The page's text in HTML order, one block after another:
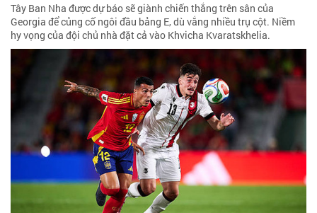
Tây Ban Nha được dự báo sẽ giành chiến thắng trên sân của
Georgia để củng cố ngôi đầu bảng E, dù vắng nhiều trụ cột. Niềm
hy vọng của đội chủ nhà đặt cả vào Khvicha Kvaratskhelia.